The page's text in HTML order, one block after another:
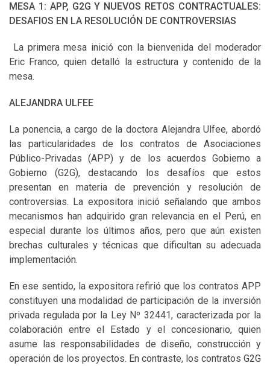
MESA 1: APP, G2G Y NUEVOS RETOS CONTRACTUALES:
DESAFIOS EN LA RESOLUCIÓN DE CONTROVERSIAS
La primera mesa inició con la bienvenida del moderador
Eric Franco, quien detalló la estructura y contenido de la
mesa.
ALEJANDRA ULFEE
La ponencia, a cargo de la doctora Alejandra Ulfee, abordó
las particularidades de los contratos de Asociaciones
Público-Privadas (APP) y de los acuerdos Gobierno a
Gobierno (G2G), destacando los desafíos que estos
presentan en materia de prevención y resolución de
controversias. La expositora inició señalando que ambos
mecanismos han adquirido gran relevancia en el Perú, en
especial durante los últimos años, pero que aún existen
brechas culturales y técnicas que dificultan su adecuada
implementación.
En ese sentido, la expositora refirió que los contratos APP
constituyen una modalidad de participación de la inversión
privada regulada por la Ley Nº 32441, caracterizada por la
colaboración entre el Estado y el concesionario, quien
asume las responsabilidades de diseño, construcción y
operación de los proyectos. En contraste, los contratos G2G